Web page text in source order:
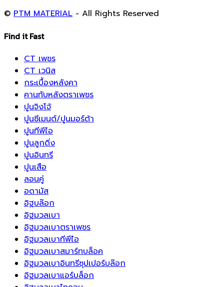
© PTM MATERIAL - All Rights Reserved
Find it Fast
CT เพชร
CT เวนิส
กระเบื้องหลังคา
คานทับหลังตราเพชร
ปูนจิงโจ้
ปูนซีเมนต์/ปูนมอร์ต้า
ปูนทีพีไอ
ปูนลูกดิ่ง
ปูนอินทรี
ปูนเสือ
ลอนคู่
อดามัส
อิฐบล๊อก
อิฐมวลเบา
อิฐมวลเบาตราเพชร
อิฐมวลเบาทีพีไอ
อิฐมวลเบาสมาร์ทบล็อค
อิฐมวลเบาอินทรีซุปเปอร์บล๊อก
อิฐมวลเบาแอร์บล็อก